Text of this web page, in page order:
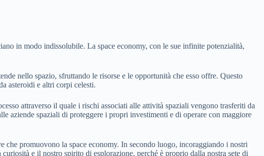
in modo indissolubile. La space economy, con le sue infinite potenzialità,
nello spazio, sfruttando le risorse e le opportunità che esso offre. Questo
asteroidi e altri corpi celesti.
attraverso il quale i rischi associati alle attività spaziali vengono trasferiti da
aziende spaziali di proteggere i propri investimenti e di operare con maggiore
che promuovono la space economy. In secondo luogo, incoraggiando i nostri
e il nostro spirito di esplorazione, perché è proprio dalla nostra sete di